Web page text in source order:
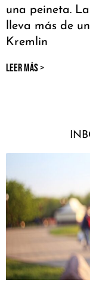
una peineta.
lleva más de
Kremlin
LEER MÁS >